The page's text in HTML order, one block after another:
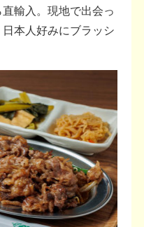
輸入。現地で出会っ
本人好みにブラッシ